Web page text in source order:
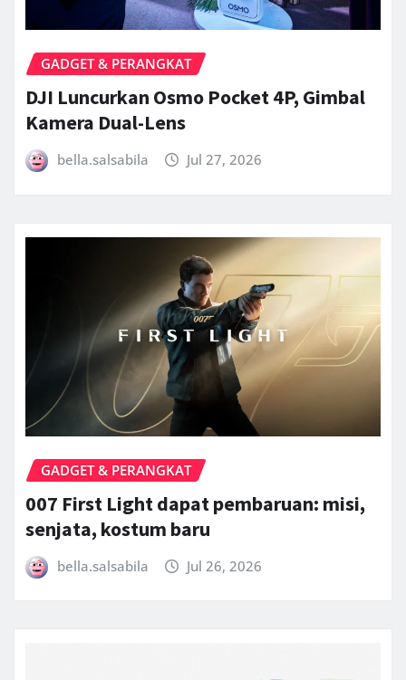
GADGET & PERANGKAT
DJI Luncurkan Osmo Pocket 4P, Gimbal
Kamera Dual-Lens
bella.salsabila Jul 27, 2026
GADGET & PERANGKAT
007 First Light dapat pembaruan: misi,
senjata, kostum baru
bella.salsabila Jul 26, 2026